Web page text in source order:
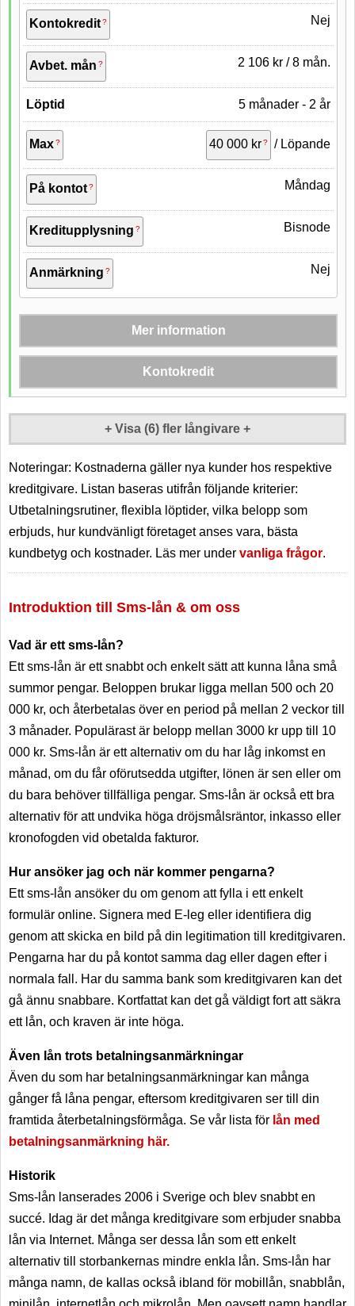
Åldergräns 18 år
Kontokredit Nej
Avbet. mån 2 106 kr / 8 mån.
Löptid 5 månader - 2 år
Max 40 000 kr / Löpande
På kontot Måndag
Kreditupplysning Bisnode
Anmärkning Nej
Mer information
Åldersgräns 20 år
Medellåga krav
Kostnad för 10 000 kr 6 848 kr / 8 mån.
Förmedlare
E-leg
Inkomstkrav 1 000 kr lån
Kontokredit
Min. återbetalning / månad
13% av återstående belopp
Månadsränta 12,46%
Åldergräns
+ Visa (6) fler långivare +
Noteringar: Kostnaderna gäller nya kunder hos respektive
kreditgivare. Listan baseras utifrån följande kriterier:
Utbetalningsrutiner, flexibla löptider, vilka belopp som
erbjuds, hur kundvänligt företaget anses vara, bästa
kundbetyg och kostnader. Läs mer under vanliga frågor.
Introduktion till Sms-lån & om oss
Vad är ett sms-lån?
Ett sms-lån är ett snabbt och enkelt sätt att kunna låna små
summor pengar. Beloppen brukar ligga mellan 500 och 20
000 kr, och återbetalas över en period på mellan 2 veckor till
3 månader. Populärast är belopp mellan 3000 kr upp till 10
000 kr. Sms-lån är ett alternativ om du har låg inkomst en
månad, om du får oförutsedda utgifter, lönen är sen eller om
du bara behöver tillfälliga pengar. Sms-lån är också ett bra
alternativ för att undvika höga dröjsmålsräntor, inkasso eller
kronofogden vid obetalda fakturor.
Hur ansöker jag och när kommer pengarna?
Ett sms-lån ansöker du om genom att fylla i ett enkelt
formulär online. Signera med E-leg eller identifiera dig
genom att skicka en bild på din legitimation till kreditgivaren.
Pengarna har du på kontot samma dag eller dagen efter i
normala fall. Har du samma bank som kreditgivaren kan det
gå ännu snabbare. Kortfattat kan det gå väldigt fort att säkra
ett lån, och kraven är inte höga.
Även lån trots betalningsanmärkningar
Även du som har betalningsanmärkningar kan många
gånger få låna pengar, eftersom kreditgivaren ser till din
framtida återbetalningsförmåga. Se vår lista för lån med
betalningsanmärkning här.
Historik
Sms-lån lanserades 2006 i Sverige och blev snabbt en
succé. Idag är det många kreditgivare som erbjuder snabba
lån via Internet. Många ser dessa lån som ett enkelt
alternativ till storbankernas mindre enkla lån. Sms-lån har
många namn, de kallas också ibland för mobillån, snabblån,